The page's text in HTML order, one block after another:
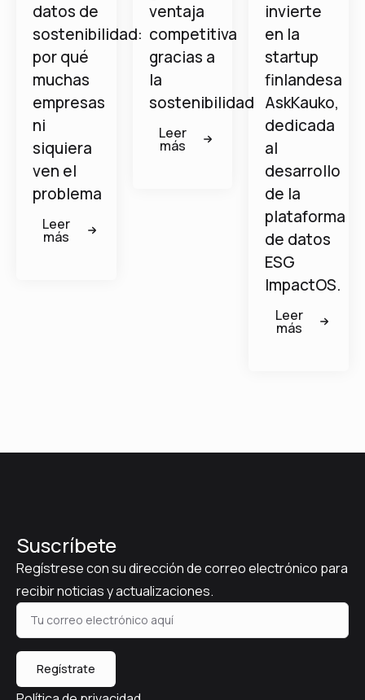
datos de
sostenibilidad:
por qué
muchas
empresas
ni
siquiera
ven el
problema
Leer
más
ventaja
competitiva
gracias a
la
sostenibilidad
Leer
más
invierte
en la
startup
finlandesa
AskKauko,
dedicada
al
desarrollo
de la
plataforma
de datos
ESG
ImpactOS.
Leer
más
Suscríbete
Regístrese con su dirección de correo electrónico para
recibir noticias y actualizaciones.
Regístrate